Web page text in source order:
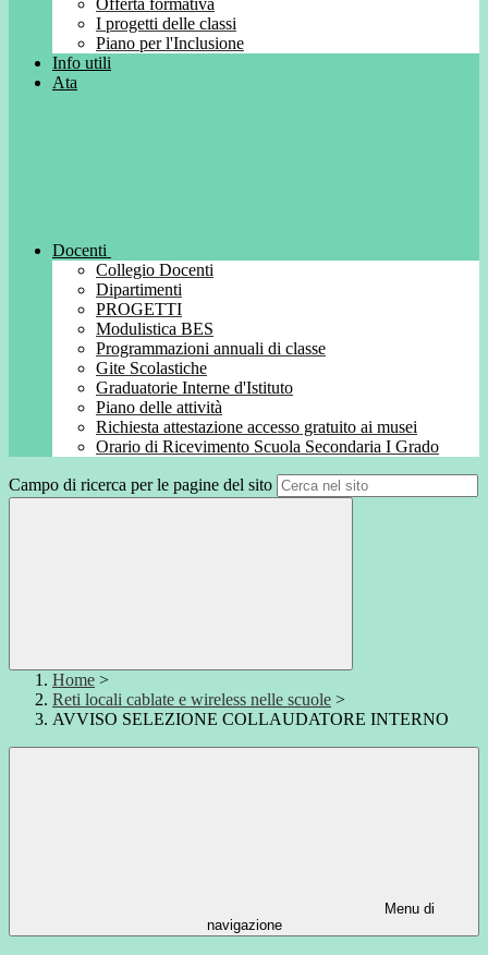
Offerta formativa
I progetti delle classi
Piano per l'Inclusione
Info utili
Ata
Docenti
Collegio Docenti
Dipartimenti
PROGETTI
Modulistica BES
Programmazioni annuali di classe
Gite Scolastiche
Graduatorie Interne d'Istituto
Piano delle attività
Richiesta attestazione accesso gratuito ai musei
Orario di Ricevimento Scuola Secondaria I Grado
Campo di ricerca per le pagine del sito
Home >
Reti locali cablate e wireless nelle scuole >
AVVISO SELEZIONE COLLAUDATORE INTERNO
Menu di
navigazione